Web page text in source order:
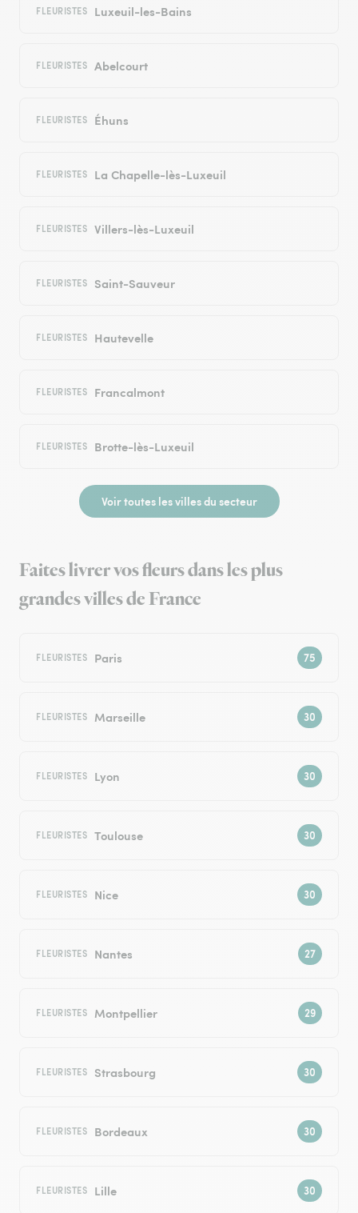
FLEURISTES Luxeuil-les-Bains
FLEURISTES Abelcourt
FLEURISTES Éhuns
FLEURISTES La Chapelle-lès-Luxeuil
FLEURISTES Villers-lès-Luxeuil
FLEURISTES Saint-Sauveur
FLEURISTES Hautevelle
FLEURISTES Francalmont
FLEURISTES Brotte-lès-Luxeuil
Voir toutes les villes du secteur
Faites livrer vos fleurs dans les plus
grandes villes de France
FLEURISTES Paris
FLEURISTES Marseille
FLEURISTES Lyon
FLEURISTES Toulouse
FLEURISTES Nice
FLEURISTES Nantes
FLEURISTES Montpellier
FLEURISTES Strasbourg
FLEURISTES Bordeaux
FLEURISTES Lille